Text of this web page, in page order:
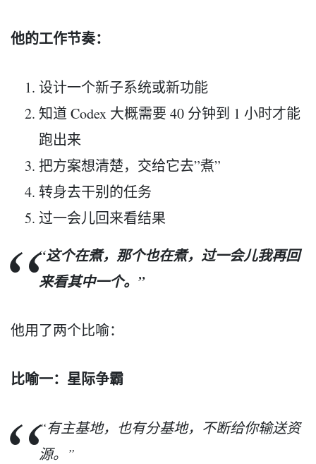
他的工作节奏：
设计一个新子系统或新功能
知道 Codex 大概需要 40 分钟到 1 小时才能
跑出来
把方案想清楚，交给它去”煮”
转身去干别的任务
过一会儿回来看结果
“这个在煮，那个也在煮，过一会儿我再回
来看其中一个。”
他用了两个比喻：
比喻一：星际争霸
“有主基地，也有分基地，不断给你输送资
源。”